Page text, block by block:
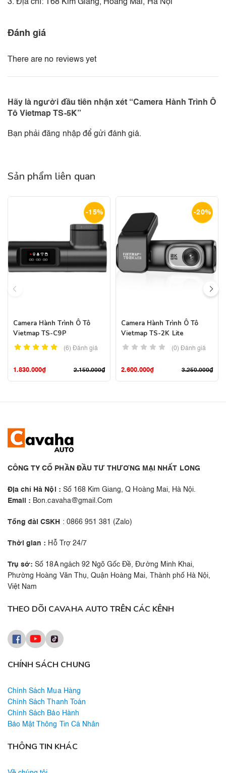
3. Địa chỉ: 168 Kim Giang, Hoàng Mai, Hà Nội
Đánh giá
There are no reviews yet
Hãy là người đầu tiên nhận xét “Camera Hành Trình Ô
Tô Vietmap TS-5K”
Bạn phảiđăng nhậpđể gửi đánh giá.
Sản phẩm liên quan
-15%
Camera Hành Trình Ô Tô
Vietmap TS-C9P
(6)Đánh giá
2.150.000₫
1.830.000₫
-20%
Camera Hành Trình Ô Tô
Vietmap TS-2K Lite
(0) Đánh giá
3.250.000₫
2.600.000₫
CÔNG TY CỔ PHẦN ĐẦU TƯ THƯƠNG MẠI NHẤT LONG
Địa chỉ Hà Nội : Số 168 Kim Giang, Q Hoàng Mai, Hà Nội.
Email : Bon.cavaha@gmail.Com
Tổng đài CSKH : 0866 951 381 (Zalo)
Thời gian : Hỗ Trợ 24/7
Trụ sở: Số 18A ngách 92 Ngõ Gốc Đề, Đường Minh Khai,
Phường Hoàng Văn Thụ, Quận Hoàng Mai, Thành phố Hà Nội,
Việt Nam
CHÍNH SÁCH CHUNG
Chính Sách Mua Hàng
Chính Sách Thanh Toán
Chính Sách Bảo Hành
Bảo Mật Thông Tin Cá Nhân
THÔNG TIN KHÁC
THEO DÕI CAVAHA AUTO TRÊN CÁC KÊNH